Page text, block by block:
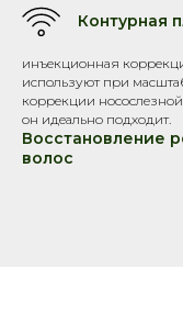
Контурная
инъекционная
используют при
коррекции
он идеально подходит.
Восстановление
волос